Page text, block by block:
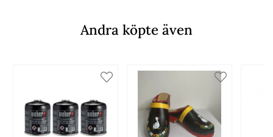
Andra köpte även